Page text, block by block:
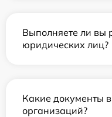
Выполняете ли вы
юридических лиц?
Какие документы
организаций?